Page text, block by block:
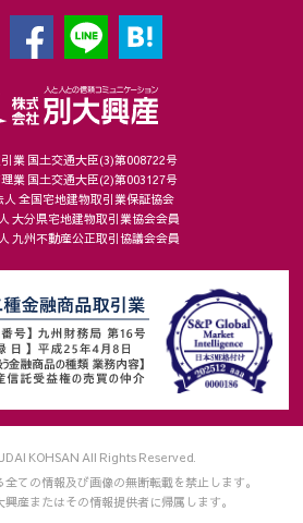
業 国土交通大臣(3)第008722号
業 国土交通大臣(2)第003127号
全国宅地建物取引業保証協会
大分県宅地建物取引業協会会員
九州不動産公正取引協議会会員
KOHSAN All Rights Reserved.
ての情報及び画像の無断転載を禁止します。
産またはその情報提供者に帰属します。